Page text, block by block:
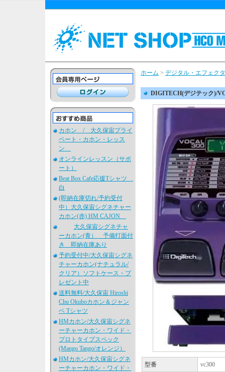
カホン / 大久保宙プライ
ベート・カホン・レッス
ン
オンラインレッスン（サポ
ート）
Beat Box Cafe応援Tシャツ
白
(即納在庫切れ/予約受付
中）大久保宙シグネチャー
カホン(赤) HM CAJON
大久保宙シグネチャ
ーカホン(青） 予備打面付
き 即納在庫あり
予約受付中/大久保宙シグネ
チャーカホン(ナチュラル/
クリア）ソフトケース・プ
レゼント中
送料無料/大久保宙 Hiroshi
Chu Okuboカホン＆ジャン
ベ Tシャツ
HMカホン/大久保宙シグネ
ーチャーカホン・ワイド・
プロトタイプスペック
(Mango Tango/オレンジ）
HMカホン/大久保宙シグネ
ーチャーカホン・ワイド・
ホーム > デジタル・エフェク
DIGITECH(デジテック)/
型番 vc300